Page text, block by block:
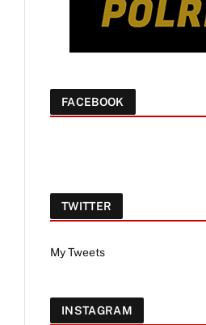
FACEBOOK
TWITTER
My Tweets
INSTAGRAM